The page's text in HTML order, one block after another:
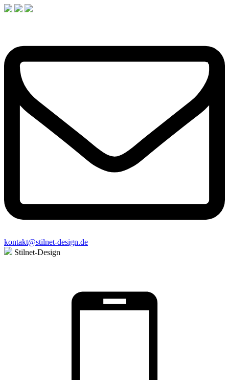
kontakt@stilnet-design.de
Stilnet-Design